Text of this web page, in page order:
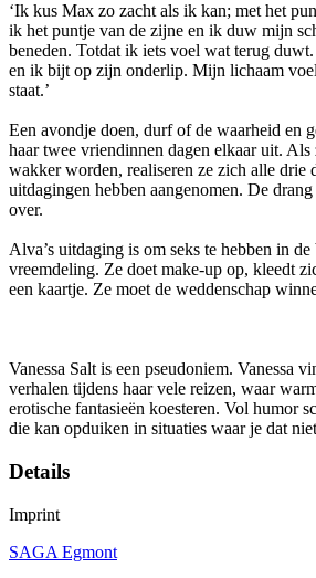
‘Ik kus Max zo zacht als ik kan; met het
ik het puntje van de zijne en ik duw mijn
beneden. Totdat ik iets voel wat terug
en ik bijt op zijn onderlip. Mijn lichaam
staat.’
Een avondje doen, durf of de waarheid en
haar twee vriendinnen dagen elkaar uit. Als
wakker worden, realiseren ze zich alle drie
uitdagingen hebben aangenomen. De
over.
Alva’s uitdaging is om seks te hebben in
vreemdeling. Ze doet make-up op, kleedt
een kaartje. Ze moet de weddenschap
Vanessa Salt is een pseudoniem. Vanessa
verhalen tijdens haar vele reizen, waar
erotische fantasieën koesteren. Vol humor
die kan opduiken in situaties waar je dat
Details
Imprint
SAGA Egmont